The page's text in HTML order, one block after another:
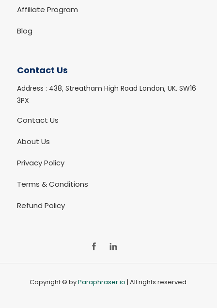
Affiliate Program
Blog
Contact Us
Address : 438, Streatham High Road London, UK. SW16
3PX
Contact Us
About Us
Privacy Policy
Terms & Conditions
Refund Policy
FB Ln
Copyright © byParaphraser.io | All rights reserved.